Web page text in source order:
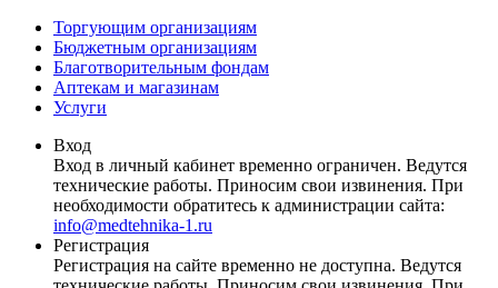
Торгующим организациям
Бюджетным организациям
Благотворительным фондам
Аптекам и магазинам
Услуги
Вход
Вход в личный кабинет временно ограничен. Ведутся
технические работы. Приносим свои извинения. При
необходимости обратитесь к администрации сайта:
info@medtehnika-1.ru
Регистрация
Регистрация на сайте временно не доступна. Ведутся